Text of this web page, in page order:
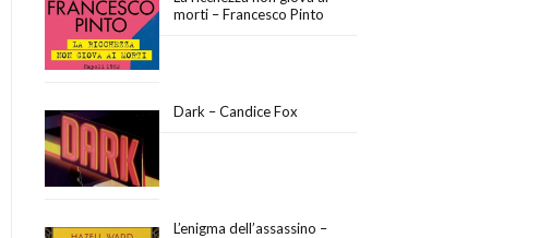
morti – Francesco Pinto
Dark – Candice Fox
L’enigma dell’assassino –